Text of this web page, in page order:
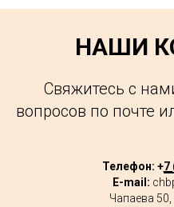
НАШИ
Свяжитесь с
вопросов по почте
Телефон: +7
E-mail:
Чапаева